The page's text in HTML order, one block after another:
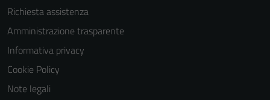
Richiesta assistenza
Amministrazione trasparente
Informativa privacy
Cookie Policy
Note legali